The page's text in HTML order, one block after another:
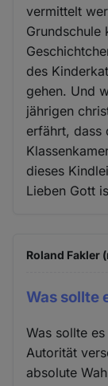
vermittelt
Grundschule
des
gehen. Und
jährigen
erfährt, dass
dieses
Lieben Gott
Roland Fakler
Was sollte
Was sollte
Autorität
absolute